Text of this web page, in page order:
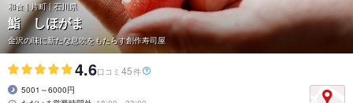
和食 | 片町 | 石川県
鮨 しほがま
金沢の味に新たな息吹をもたらす創作寿司屋
4.6口コミ 45件
5001～6000円